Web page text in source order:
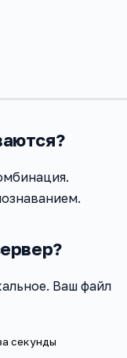
Ваш файл
секунды